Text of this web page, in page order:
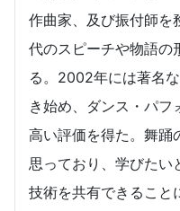
作曲家、及び振付師を
代のスピーチや物語の
る。2002年には著名
き始め、ダンス・パ
高い評価を得た。舞踊
思っており、学びたい
技術を共有できること